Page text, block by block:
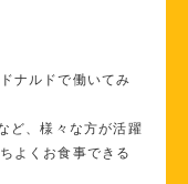
ナルドで働いてみ
ど、様々な方が活躍
よくお食事できる